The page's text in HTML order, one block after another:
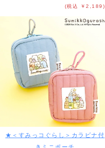
(税込 ￥2,189)
★＜すみっコぐらし＞カラビナ付